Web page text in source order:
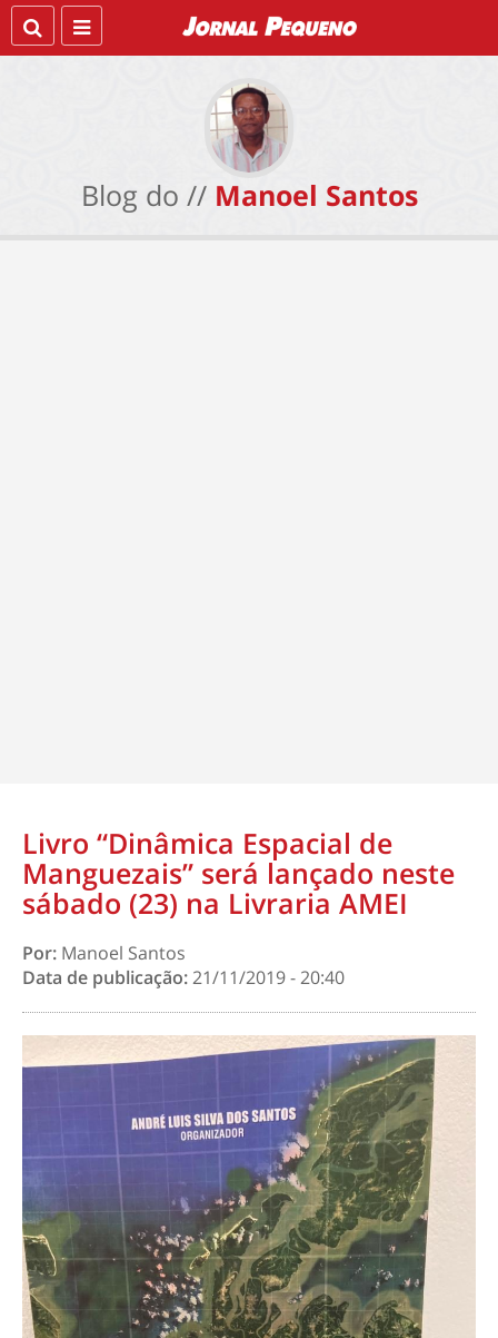
Blog do // Manoel Santos
Livro “Dinâmica Espacial de
Manguezais” será lançado neste
sábado (23) na Livraria AMEI
Por: Manoel Santos
Data de publicação:21/11/2019 - 20:40